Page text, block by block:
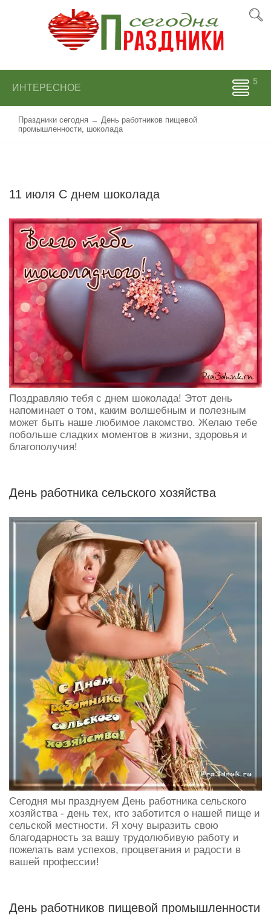
ИНТЕРЕСНОЕ
Праздники сегодня → День работников пищевой
промышленности, шоколада
11 июля С днем шоколада
Поздравляю тебя с днем шоколада! Этот день
напоминает о том, каким волшебным и полезным
может быть наше любимое лакомство. Желаю тебе
побольше сладких моментов в жизни, здоровья и
благополучия!
День работника сельского хозяйства
Сегодня мы празднуем День работника сельского
хозяйства - день тех, кто заботится о нашей пище и
сельской местности. Я хочу выразить свою
благодарность за вашу трудолюбивую работу и
пожелать вам успехов, процветания и радости в
вашей профессии!
День работников пищевой промышленности